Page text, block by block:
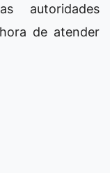
autoridades
de atender